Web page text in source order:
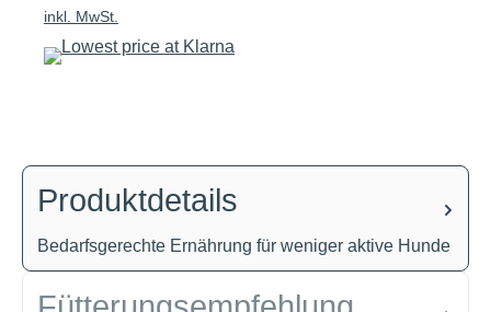
inkl. MwSt.
Produktdetails
Bedarfsgerechte Ernährung für weniger aktive Hunde